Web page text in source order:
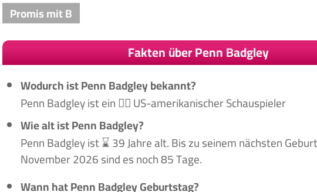
Promis mit B
Fakten über Penn Badgley
Wodurch ist Penn Badgley bekannt?
Penn Badgley ist ein 🙋‍♂️ US-amerikanischer Schauspieler
Wie alt ist Penn Badgley?
Penn Badgley ist ⌛ 39 Jahre alt. Bis zu seinem nächsten
November 2026 sind es noch 85 Tage.
Wann hat Penn Badgley Geburtstag?